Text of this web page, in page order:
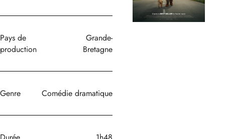
Pays de
production
Grande-
Bretagne
Genre Comédie dramatique